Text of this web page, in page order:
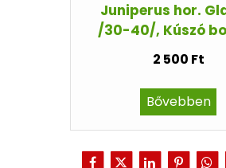
Juniperus hor.
/30-40/, Kúszó
2 500 Ft
Bővebben